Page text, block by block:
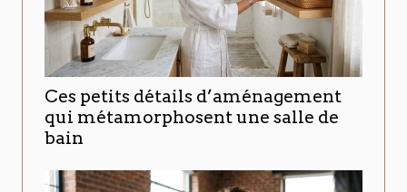
Ces petits détails d’aménagement
qui métamorphosent une salle de
bain